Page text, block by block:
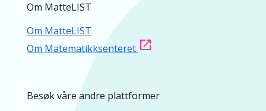
Om MatteLIST
Om MatteLIST
Om Matematikksenteret
Besøk våre andre plattformer